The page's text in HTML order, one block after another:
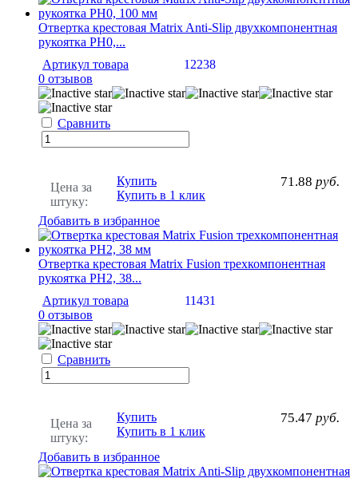
Отвертка крестовая Matrix Anti-Slip двухкомпонентная
рукоятка PH0,...
Артикул товара
12238
0 отзывов
Сравнить
Цена за
штуку:
71.88 руб.
Купить
Купить в 1 клик
Добавить в избранное
Отвертка крестовая Matrix Fusion трехкомпонентная
рукоятка PH2, 38...
Артикул товара
11431
0 отзывов
Сравнить
Цена за
штуку:
75.47 руб.
Купить
Купить в 1 клик
Добавить в избранное